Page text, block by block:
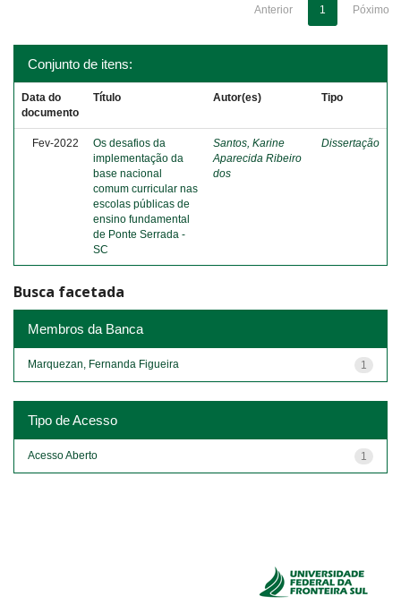
Anterior 1 Póximo
Conjunto de itens:
Data do
documento
Título Autor(es) Tipo
Fev-2022
Os desafios da
implementação da
base nacional
comum curricular nas
escolas públicas de
ensino fundamental
de Ponte Serrada -
SC
Santos, Karine
Aparecida Ribeiro
dos
Dissertação
Busca facetada
Membros da Banca
1
Marquezan, Fernanda Figueira
Tipo de Acesso
1
Acesso Aberto